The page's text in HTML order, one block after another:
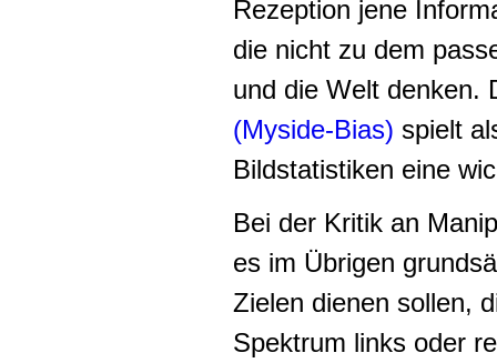
Rezeption jene
die nicht zu dem
und die Welt denken.
(Myside-Bias) spielt
Bildstatistiken eine
Bei der Kritik an
es im Übrigen
Zielen dienen sollen,
Spektrum links oder